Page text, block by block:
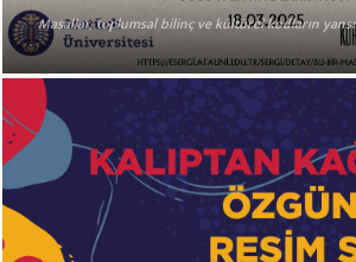
Masallar, toplumsal bilinç ve kültürel kodların